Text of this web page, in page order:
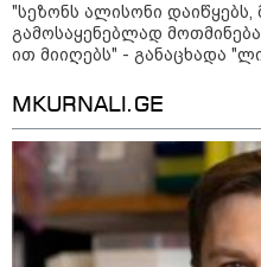
09:52 / 07-08-2026
"რაკეტები ჩვენც
ტრამპი
რაკეტების
"სეზონს ალისონი
გამოსაყენებლად
ით მიიღებს" - განაცხადა
MKURNALI.GE